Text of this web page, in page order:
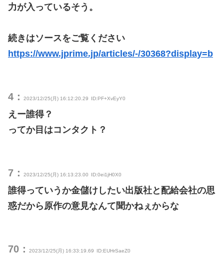
力が入っているそう。
続きはソースをご覧ください
https://www.jprime.jp/articles/-/30368?display=b
4： 2023/12/25(月) 16:12:20.29 ID:PF+XvEyY0
えー誰得？
ってか目はコンタクト？
7： 2023/12/25(月) 16:13:23.00 ID:0ei1jH0X0
誰得っていうか金儲けしたい出版社と配給会社の思
惑だから原作の意見なんて聞かねぇからな
70： 2023/12/25(月) 16:33:19.69 ID:EUHrSaeZ0